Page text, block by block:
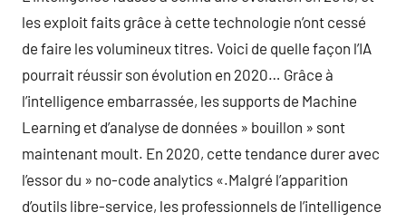
les exploit faits grâce à cette technologie n’ont cessé
de faire les volumineux titres. Voici de quelle façon l’IA
pourrait réussir son évolution en 2020… Grâce à
l’intelligence embarrassée, les supports de Machine
Learning et d’analyse de données » bouillon » sont
maintenant moult. En 2020, cette tendance durer avec
l’essor du » no-code analytics «.Malgré l’apparition
d’outils libre-service, les professionnels de l’intelligence